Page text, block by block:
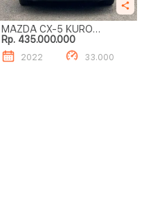
MAZDA CX-5 KURO
EDITION
Rp. 435.000.000
2022 33.000